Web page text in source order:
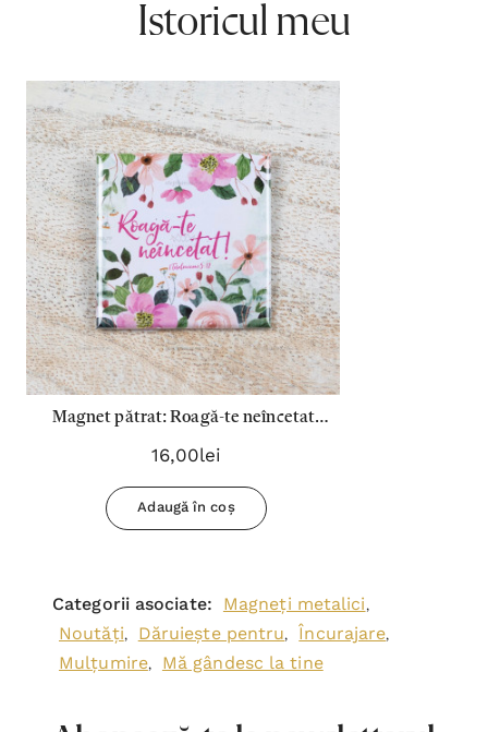
Istoricul meu
Magnet pătrat: Roagă-te neîncetat!
1Tes.5:17
16,00lei
Adaugă în coș
Categorii asociate: Magneți metalici,
Noutăți, Dăruiește pentru, Încurajare,
Mulțumire, Mă gândesc la tine